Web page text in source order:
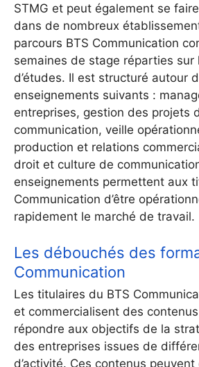
STMG et peut également se
dans de nombreux
parcours BTS Communication
semaines de stage réparties sur
d’études. Il est structuré autour
enseignements suivants :
entreprises, gestion des projets
communication, veille
production et relations
droit et culture de
enseignements permettent aux
Communication d’être
rapidement le marché de travail.
Les débouchés des
Communication
Les titulaires du BTS
et commercialisent des
répondre aux objectifs de la
des entreprises issues de
d’activité. Ces contenus